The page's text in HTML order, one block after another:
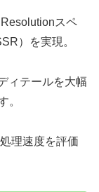
スペ
）を実現。
ィテールを大幅
。
理速度を評価